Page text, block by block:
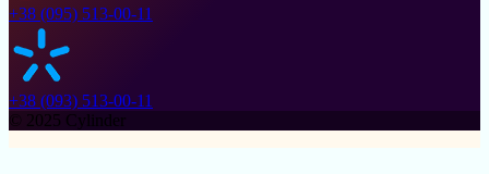
+38 (095) 513-00-11
+38 (093) 513-00-11
© 2025 Cylinder